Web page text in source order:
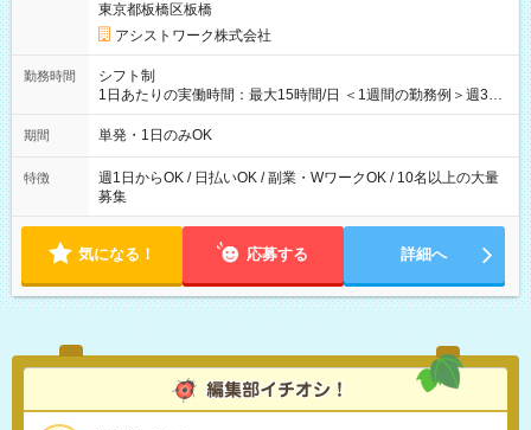
東京都板橋区板橋
アシストワーク株式会社
勤務時間
シフト制
1日あたりの実働時間：最大15時間/日 ＜1週間の勤務例＞週3回
勤務 勤務：月・水・金 休み：火・木・土・日 好きな時にお仕事
可能です！ ※1日あたりの最大実働時間は日勤、夜勤共に勤務し
期間 単発・1日のみOK
特徴
週1日からOK / 日払いOK / 副業・WワークOK / 10名以上の大量
募集
気になる！ 応募する 詳細へ